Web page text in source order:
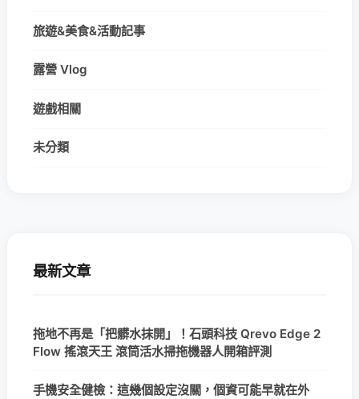
旅遊&美食&活動記事
露營 Vlog
遊戲相關
未分類
最新文章
拖地不再是「把髒水抹開」！石頭科技 Qrevo Edge 2
Flow 搖滾天王 滾筒活水掃拖機器人開箱評測
手機安全健檢：這幾個設定沒關，個資可能早就在外